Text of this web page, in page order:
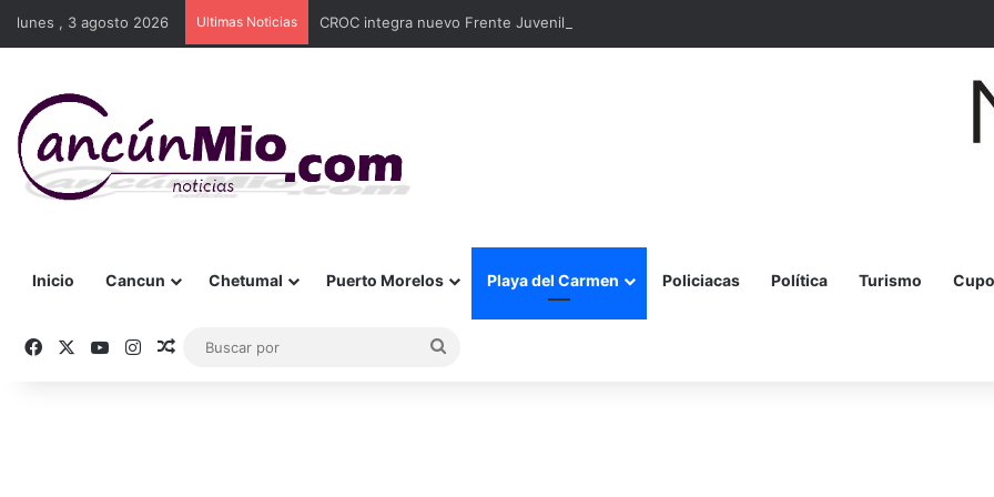
lunes , 3 agosto 2026 Ultimas Noticias CROC integra nuevo Frente Juvenil Sindicalista en la Sección 35 de Cancún
Inicio Cancun Chetumal Puerto Morelos Playa del Carmen Policiacas Política Turismo
FacebookYouTubeInstagram
Publicación al azar